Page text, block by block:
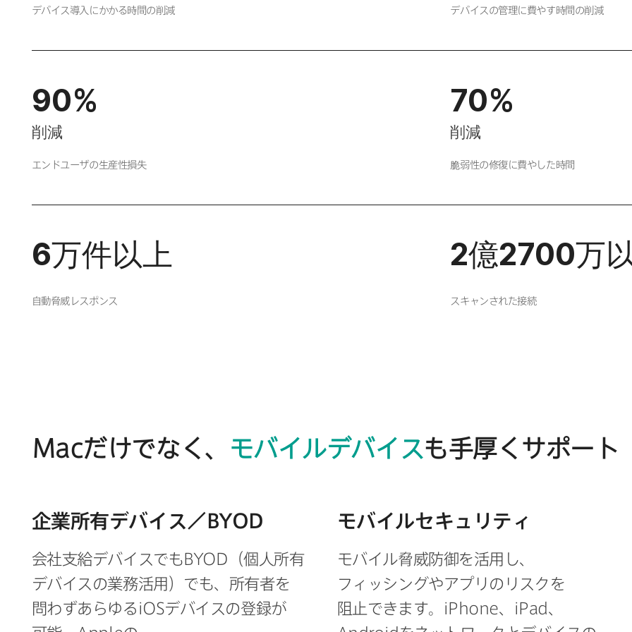
デバイス導入に​かかる​時間の​削減 デバイスの​管理に​費やす​時間の​削減
90%
削減
エンドユーザの​生産性損失
70%
削減
脆弱性の​修復に​費やした​時間
6万件以上
自動脅威レスポンス
2億2700万
スキャンされた​接続
Macだけでなく、 モバイルデバイスも​手厚く​サポート
企業所有デバイス／ BYOD
会社支給デバイスでも BYOD （個人所有
デバイスの​業務活用）​でも、​所有者を​
問わず​あらゆる iOSデバイスの​登録が​
モバイルセキュリティ
モバイル脅威防御を​活用し、​
フィッシングや​アプリの​リスクを​
阻止できます。
iPhone、 iPad、